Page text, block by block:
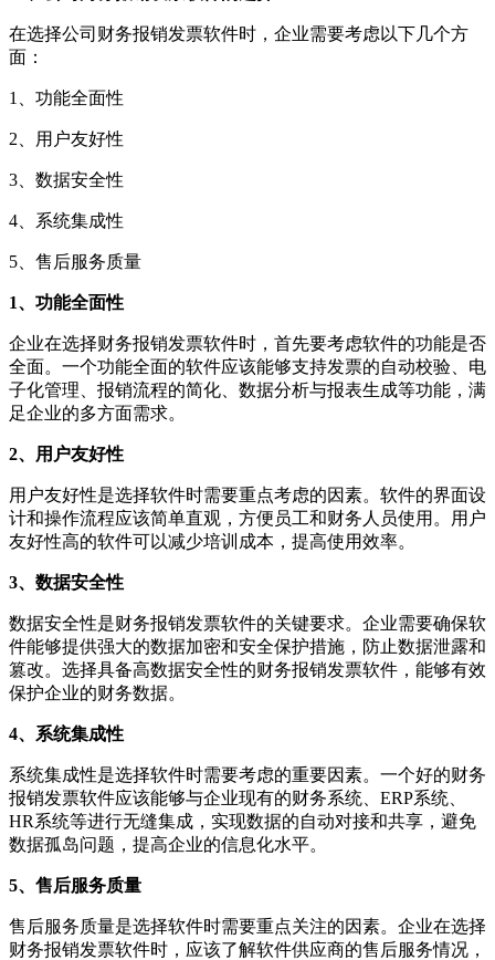
在选择公司财务报销发票软件时，企业需要考虑以下几个方
面：
1、功能全面性
2、用户友好性
3、数据安全性
4、系统集成性
5、售后服务质量
1、功能全面性
企业在选择财务报销发票软件时，首先要考虑软件的功能是否
全面。一个功能全面的软件应该能够支持发票的自动校验、电
子化管理、报销流程的简化、数据分析与报表生成等功能，满
足企业的多方面需求。
2、用户友好性
用户友好性是选择软件时需要重点考虑的因素。软件的界面设
计和操作流程应该简单直观，方便员工和财务人员使用。用户
友好性高的软件可以减少培训成本，提高使用效率。
3、数据安全性
数据安全性是财务报销发票软件的关键要求。企业需要确保软
件能够提供强大的数据加密和安全保护措施，防止数据泄露和
篡改。选择具备高数据安全性的财务报销发票软件，能够有效
保护企业的财务数据。
4、系统集成性
系统集成性是选择软件时需要考虑的重要因素。一个好的财务
报销发票软件应该能够与企业现有的财务系统、ERP系统、
HR系统等进行无缝集成，实现数据的自动对接和共享，避免
数据孤岛问题，提高企业的信息化水平。
5、售后服务质量
售后服务质量是选择软件时需要重点关注的因素。企业在选择
财务报销发票软件时，应该了解软件供应商的售后服务情况，